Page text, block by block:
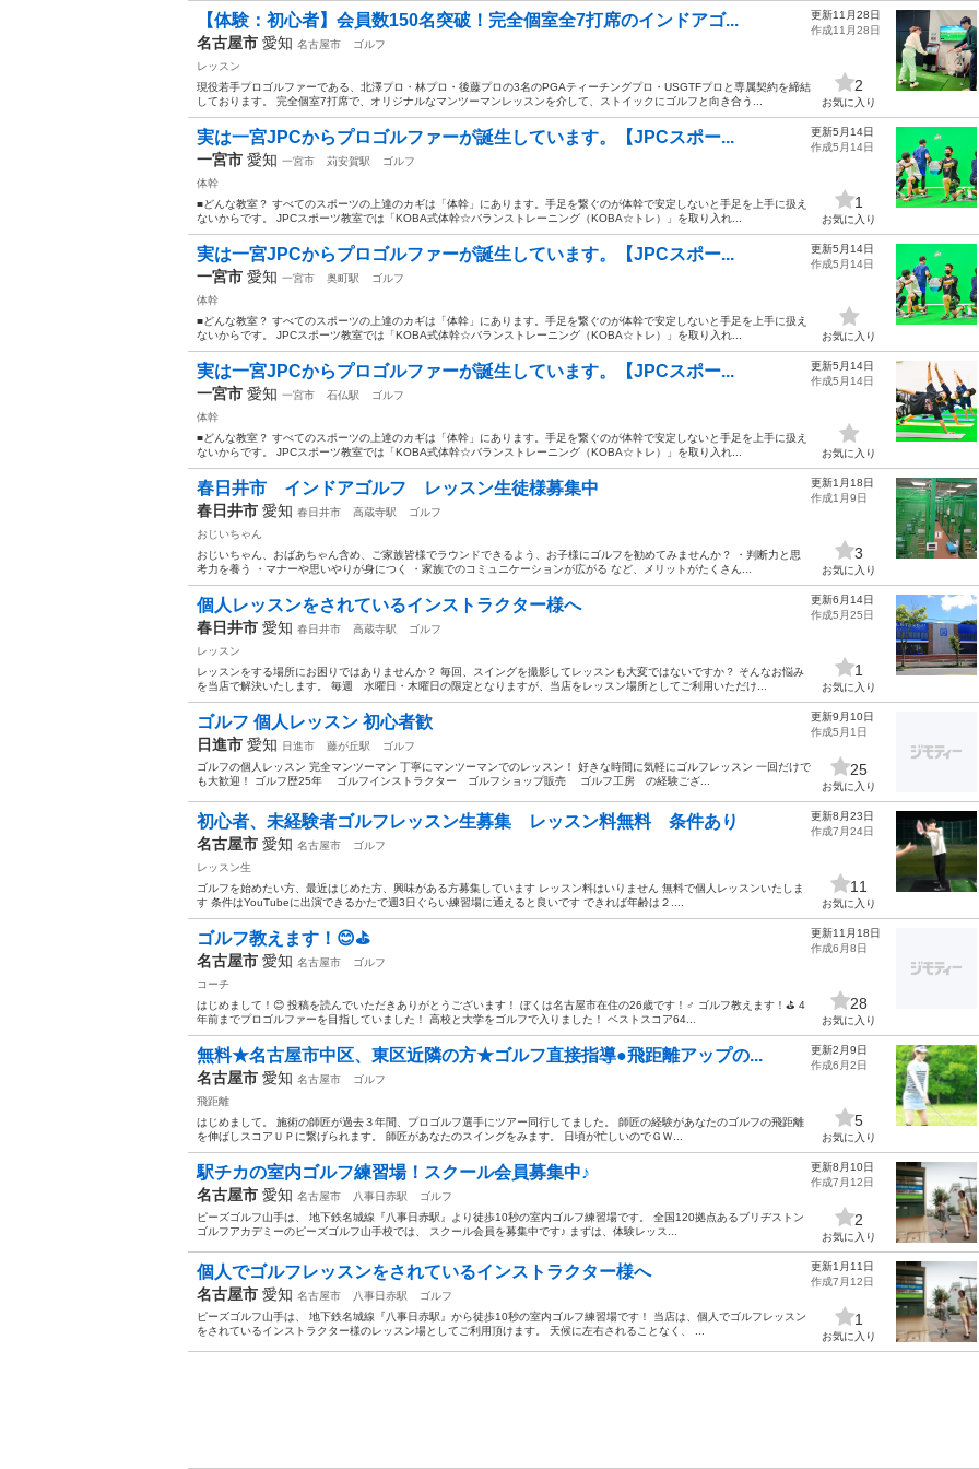
【体験：初心者】会員数150名突破！完全個室全7打席のインドアゴ...
名古屋市 愛知 名古屋市
ゴルフ
レッスン
現役若手プロゴルファーである、北澤プロ・林プロ・後藤プロの3名のPGAティーチングプロ・USGTFプロと専属契約を締結
しております。 完全個室7打席で、オリジナルなマンツーマンレッスンを介して、ストイックにゴルフと向き合う...
更新11月28日
作成11月28日
2
お気に入り
実は一宮JPCからプロゴルファーが誕生しています。【JPCスポー...
一宮市 愛知 一宮市 苅安賀駅
ゴルフ
体幹
■どんな教室？ すべてのスポーツの上達のカギは「体幹」にあります。手足を繋ぐのが体幹で安定しないと手足を上手に扱え
ないからです。 JPCスポーツ教室では「KOBA式体幹☆バランストレーニング（KOBA☆トレ）」を取り入れ...
更新5月14日
作成5月14日
1
お気に入り
実は一宮JPCからプロゴルファーが誕生しています。【JPCスポー...
一宮市 愛知 一宮市 奥町駅
ゴルフ
体幹
■どんな教室？ すべてのスポーツの上達のカギは「体幹」にあります。手足を繋ぐのが体幹で安定しないと手足を上手に扱え
ないからです。 JPCスポーツ教室では「KOBA式体幹☆バランストレーニング（KOBA☆トレ）」を取り入れ...
更新5月14日
作成5月14日
お気に入り
実は一宮JPCからプロゴルファーが誕生しています。【JPCスポー...
一宮市 愛知 一宮市 石仏駅
ゴルフ
体幹
■どんな教室？ すべてのスポーツの上達のカギは「体幹」にあります。手足を繋ぐのが体幹で安定しないと手足を上手に扱え
ないからです。 JPCスポーツ教室では「KOBA式体幹☆バランストレーニング（KOBA☆トレ）」を取り入れ...
更新5月14日
作成5月14日
お気に入り
春日井市 インドアゴルフ レッスン生徒様募集中
春日井市 愛知 春日井市 高蔵寺駅
ゴルフ
おじいちゃん
おじいちゃん、おばあちゃん含め、ご家族皆様でラウンドできるよう、お子様にゴルフを勧めてみませんか？ ・判断力と思
考力を養う ・マナーや思いやりが身につく ・家族でのコミュニケーションが広がる など、メリットがたくさん...
更新1月18日
作成1月9日
3
お気に入り
個人レッスンをされているインストラクター様へ
春日井市 愛知 春日井市 高蔵寺駅
ゴルフ
レッスン
レッスンをする場所にお困りではありませんか？ 毎回、スイングを撮影してレッスンも大変ではないですか？ そんなお悩み
を当店で解決いたします。 毎週 水曜日・木曜日の限定となりますが、当店をレッスン場所としてご利用いただけ...
更新6月14日
作成5月25日
1
お気に入り
ゴルフ 個人レッスン 初心者歓
日進市 愛知 日進市 藤が丘駅
ゴルフ
ゴルフの個人レッスン 完全マンツーマン 丁寧にマンツーマンでのレッスン！ 好きな時間に気軽にゴルフレッスン 一回だけで
も大歓迎！ ゴルフ歴25年 ゴルフインストラクター ゴルフショップ販売 ゴルフ工房 の経験ござ...
更新9月10日
作成5月1日
25
お気に入り
初心者、未経験者ゴルフレッスン生募集 レッスン料無料 条件あり
名古屋市 愛知 名古屋市
ゴルフ
レッスン生
ゴルフを始めたい方、最近はじめた方、興味がある方募集しています レッスン料はいりません 無料で個人レッスンいたしま
す 条件はYouTubeに出演できるかたで週3日ぐらい練習場に通えると良いです できれば年齢は２....
更新8月23日
作成7月24日
11
お気に入り
ゴルフ教えます！😊⛳️
名古屋市 愛知 名古屋市
ゴルフ
コーチ
はじめまして！😊 投稿を読んでいただきありがとうございます！ ぼくは名古屋市在住の26歳です！♂ ゴルフ教えます！⛳️ 4
年前までプロゴルファーを目指していました！ 高校と大学をゴルフで入りました！ ベストスコア64...
更新11月18日
作成6月8日
28
お気に入り
無料★名古屋市中区、東区近隣の方★ゴルフ直接指導●飛距離アップの...
名古屋市 愛知 名古屋市
ゴルフ
飛距離
はじめまして。 施術の師匠が過去３年間、プロゴルフ選手にツアー同行してました。 師匠の経験があなたのゴルフの飛距離
を伸ばしスコアＵＰに繋げられます。 師匠があなたのスイングをみます。 日頃が忙しいのでＧＷ...
更新2月9日
作成6月2日
5
お気に入り
駅チカの室内ゴルフ練習場！スクール会員募集中♪
名古屋市 愛知 名古屋市 八事日赤駅
ゴルフ
ピーズゴルフ山手は、 地下鉄名城線『八事日赤駅』より徒歩10秒の室内ゴルフ練習場です。 全国120拠点あるブリヂストン
ゴルフアカデミーのピーズゴルフ山手校では、 スクール会員を募集中です♪ まずは、体験レッス...
更新8月10日
作成7月12日
2
お気に入り
個人でゴルフレッスンをされているインストラクター様へ
名古屋市 愛知 名古屋市 八事日赤駅
ゴルフ
ピーズゴルフ山手は、 地下鉄名城線『八事日赤駅』から徒歩10秒の室内ゴルフ練習場です！ 当店は、個人でゴルフレッスン
をされているインストラクター様のレッスン場としてご利用頂けます。 天候に左右されることなく、 ...
更新1月11日
作成7月12日
1
お気に入り